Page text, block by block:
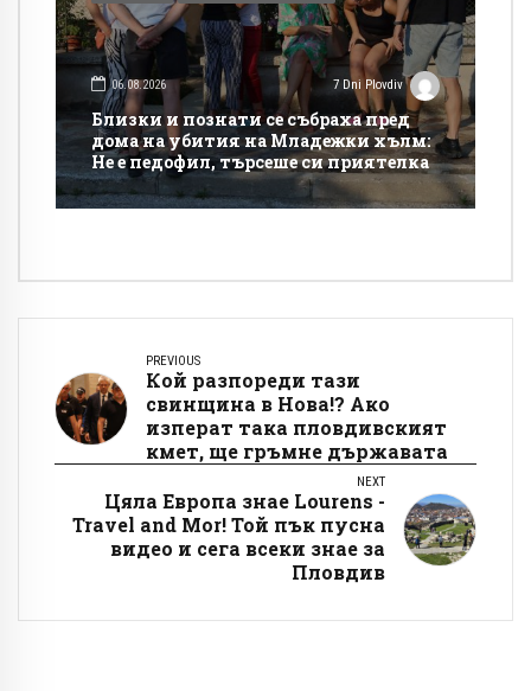
06.08.2026 7 Dni Plovdiv
Близки и познати се събраха пред
дома на убития на Младежки хълм:
Не е педофил, търсеше си приятелка
PREVIOUS
Кой разпореди тази
свинщина в Нова!? Ако
изперат така пловдивският
кмет, ще гръмне държавата
NEXT
Цяла Европа знае Lourens -
Travel and Mor! Той пък пусна
видео и сега всеки знае за
Пловдив